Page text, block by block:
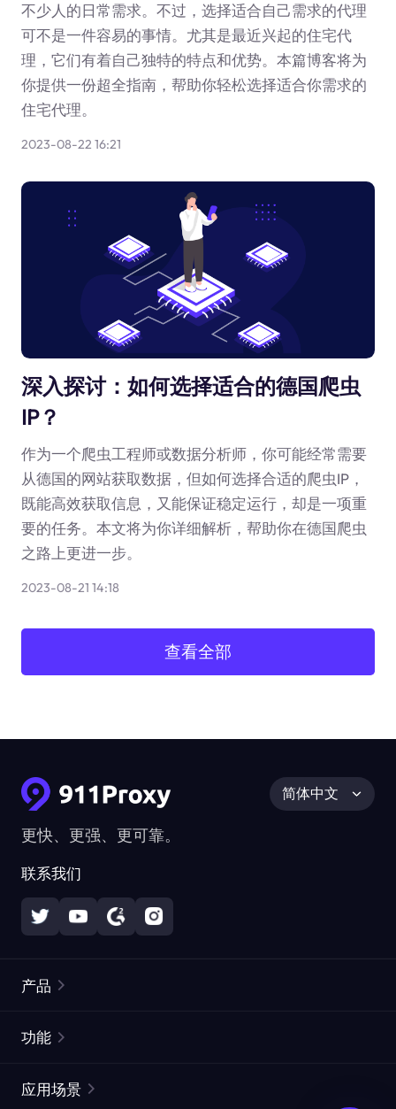
不少人的日常需求。不过，选择适合自己需求的代理
可不是一件容易的事情。尤其是最近兴起的住宅代
理，它们有着自己独特的特点和优势。本篇博客将为
你提供一份超全指南，帮助你轻松选择适合你需求的
住宅代理。
2023-08-22 16:21
深入探讨：如何选择适合的德国爬虫
IP？
作为一个爬虫工程师或数据分析师，你可能经常需要
从德国的网站获取数据，但如何选择合适的爬虫IP，
既能高效获取信息，又能保证稳定运行，却是一项重
要的任务。本文将为你详细解析，帮助你在德国爬虫
之路上更进一步。
2023-08-21 14:18
查看全部
更快、更强、更可靠。
联系我们
简体中文
产品
静态住宅代理
功能
应用场景